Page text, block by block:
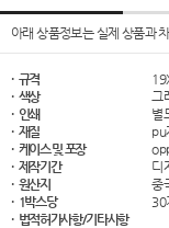
아래 상품정보는 실제 상품과
· 규격
· 색상
그
· 인쇄
별
· 재질
pu
· 케이스 및 포장
· 제작기간
디
· 원산지
중
· 1박스당
30
· 법적허가사항/기타사항